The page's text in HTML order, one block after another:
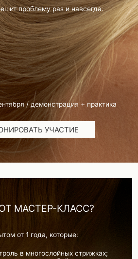
/ демонстрация + практика
УЧАСТИЕ
КЛАСС?
в многослойных стрижках;
объёма
чек на актуальные стрижки